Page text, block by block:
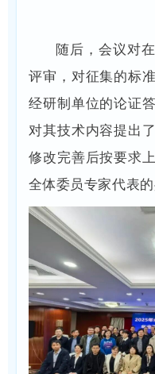
随后，会议对
评审，对征集的标
经研制单位的论证
对其技术内容提出
修改完善后按要求
全体委员专家代表